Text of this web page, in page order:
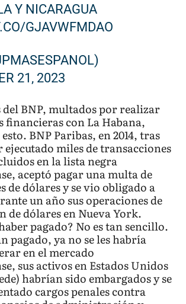
Y NICARAGUA
GJAVWFMDAO
21, 2023
del BNP, multados por realizar
financieras con La Habana,
BNP Paribas, en 2014, tras
miles de transacciones
en la lista negra
aceptó pagar una multa de
de dólares y se vio obligado a
un año sus operaciones de
de dólares en Nueva York.
pagado? No es tan sencillo.
pagado, ya no se les habría
en el mercado
sus activos en Estados Unidos
habrían sido embargados y se
cargos penales contra